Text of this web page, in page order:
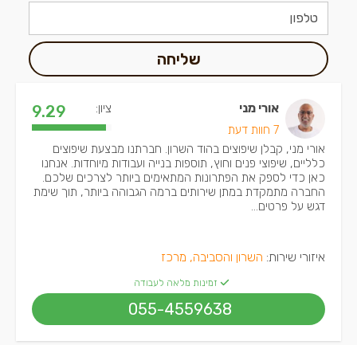
שליחה
אורי מני
7 חוות דעת
ציון: 9.29
אורי מני, קבלן שיפוצים בהוד השרון. חברתנו מבצעת שיפוצים
כלליים, שיפוצי פנים וחוץ, תוספות בנייה ועבודות מיוחדות. אנחנו
כאן כדי לספק את הפתרונות המתאימים ביותר לצרכים שלכם.
החברה מתמקדת במתן שירותים ברמה הגבוהה ביותר, תוך שימת
דגש על פרטים...
איזורי שירות: השרון והסביבה, מרכז
זמינות מלאה לעבודה
055-4559638